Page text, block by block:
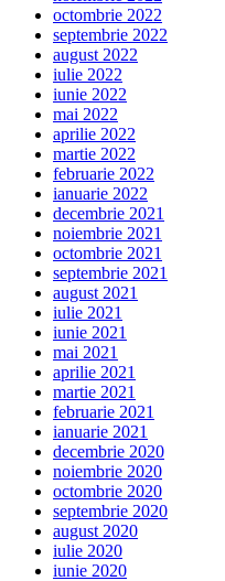
octombrie 2022
septembrie 2022
august 2022
iulie 2022
iunie 2022
mai 2022
aprilie 2022
martie 2022
februarie 2022
ianuarie 2022
decembrie 2021
noiembrie 2021
octombrie 2021
septembrie 2021
august 2021
iulie 2021
iunie 2021
mai 2021
aprilie 2021
martie 2021
februarie 2021
ianuarie 2021
decembrie 2020
noiembrie 2020
octombrie 2020
septembrie 2020
august 2020
iulie 2020
iunie 2020